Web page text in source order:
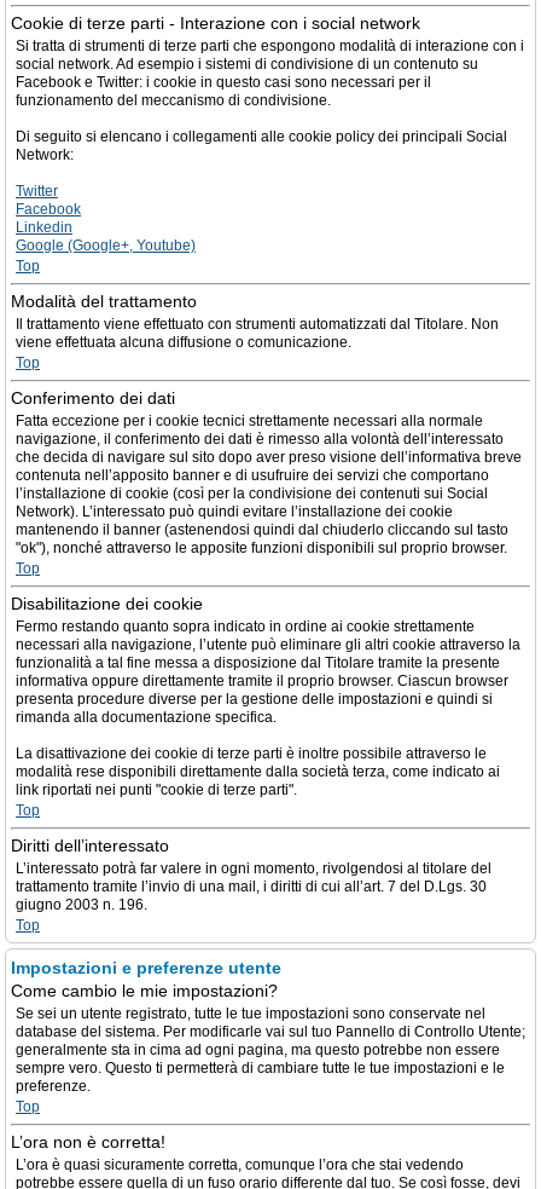
Cookie di terze parti - Interazione con i social network
Si tratta di strumenti di terze parti che espongono modalità di interazione con i
social network. Ad esempio i sistemi di condivisione di un contenuto su
Facebook e Twitter: i cookie in questo casi sono necessari per il
funzionamento del meccanismo di condivisione.
Di seguito si elencano i collegamenti alle cookie policy dei principali Social
Network:
Twitter
Facebook
Linkedin
Google (Google+, Youtube)
Top
Modalità del trattamento
Il trattamento viene effettuato con strumenti automatizzati dal Titolare. Non
viene effettuata alcuna diffusione o comunicazione.
Top
Conferimento dei dati
Fatta eccezione per i cookie tecnici strettamente necessari alla normale
navigazione, il conferimento dei dati è rimesso alla volontà dell’interessato
che decida di navigare sul sito dopo aver preso visione dell’informativa breve
contenuta nell’apposito banner e di usufruire dei servizi che comportano
l’installazione di cookie (così per la condivisione dei contenuti sui Social
Network). L’interessato può quindi evitare l’installazione dei cookie
mantenendo il banner (astenendosi quindi dal chiuderlo cliccando sul tasto
"ok"), nonché attraverso le apposite funzioni disponibili sul proprio browser.
Top
Disabilitazione dei cookie
Fermo restando quanto sopra indicato in ordine ai cookie strettamente
necessari alla navigazione, l’utente può eliminare gli altri cookie attraverso la
funzionalità a tal fine messa a disposizione dal Titolare tramite la presente
informativa oppure direttamente tramite il proprio browser. Ciascun browser
presenta procedure diverse per la gestione delle impostazioni e quindi si
rimanda alla documentazione specifica.
La disattivazione dei cookie di terze parti è inoltre possibile attraverso le
modalità rese disponibili direttamente dalla società terza, come indicato ai
link riportati nei punti "cookie di terze parti".
Top
Diritti dell’interessato
L’interessato potrà far valere in ogni momento, rivolgendosi al titolare del
trattamento tramite l’invio di una mail, i diritti di cui all’art. 7 del D.Lgs. 30
giugno 2003 n. 196.
Top
Impostazioni e preferenze utente
Come cambio le mie impostazioni?
Se sei un utente registrato, tutte le tue impostazioni sono conservate nel
database del sistema. Per modificarle vai sul tuo Pannello di Controllo Utente;
generalmente sta in cima ad ogni pagina, ma questo potrebbe non essere
sempre vero. Questo ti permetterà di cambiare tutte le tue impostazioni e le
preferenze.
Top
L’ora non è corretta!
L’ora è quasi sicuramente corretta, comunque l’ora che stai vedendo
potrebbe essere quella di un fuso orario differente dal tuo. Se così fosse, devi